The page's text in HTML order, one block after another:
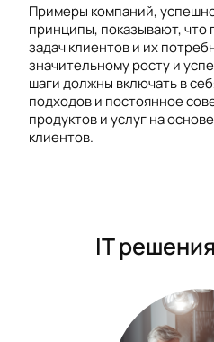
Примеры компаний,
принципы, показывают,
задач клиентов и их
значительному росту и
шаги должны включать в
подходов и постоянное
продуктов и услуг на
клиентов.
IT